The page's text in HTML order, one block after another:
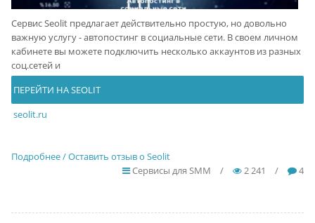
Сервис Seolit предлагает действительно простую, но довольно
важную услугу - автопостинг в социальные сети. В своем личном
кабинете вы можете подключить несколько аккаунтов из разных
соц.сетей и
ПЕРЕЙТИ НА SEOLIT
seolit.ru
Подробнее / Оставить отзыв о Seolit
Сервисы для SMM
/ 2 241 / 4